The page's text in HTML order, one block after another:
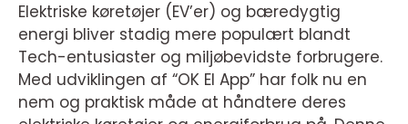
Elektriske køretøjer (EV’er) og bæredygtig
energi bliver stadig mere populært blandt
Tech-entusiaster og miljøbevidste forbrugere.
Med udviklingen af “OK El App” har folk nu en
nem og praktisk måde at håndtere deres